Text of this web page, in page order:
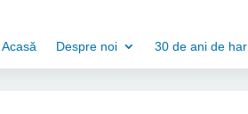
Acasă Despre noi 30 de ani de har